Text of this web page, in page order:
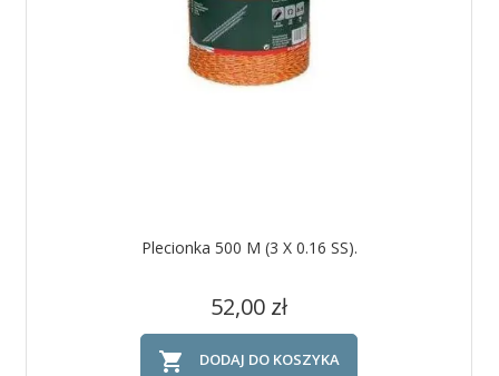
Plecionka 500 M (3 X 0.16 SS).
Cena
52,00 zł
 DODAJ DO KOSZYKA